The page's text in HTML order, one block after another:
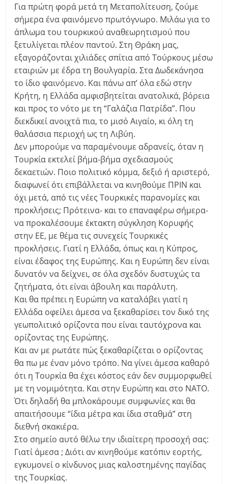
Για πρώτη φορά μετά τη Μεταπολίτευση, ζούμε
σήμερα ένα φαινόμενο πρωτόγνωρο. Μιλάω για το
άπλωμα του τουρκικού αναθεωρητισμού που
ξετυλίγεται πλέον παντού. Στη Θράκη μας,
εξαγοράζονται χιλιάδες σπίτια από Τούρκους μέσω
εταιριών με έδρα τη Βουλγαρία. Στα Δωδεκάνησα
το ίδιο φαινόμενο. Και πάνω απ’ όλα εδώ στην
Κρήτη, η Ελλάδα αμφισβητείται ανατολικά, βόρεια
και προς το νότο με τη “Γαλάζια Πατρίδα”. Που
διεκδικεί ανοιχτά πια, το μισό Αιγαίο, κι όλη τη
θαλάσσια περιοχή ως τη Λιβύη.
Δεν μπορούμε να παραμένουμε αδρανείς, όταν η
Τουρκία εκτελεί βήμα-βήμα σχεδιασμούς
δεκαετιών. Ποιο πολιτικό κόμμα, δεξιό ή αριστερό,
διαφωνεί ότι επιβάλλεται να κινηθούμε ΠΡΙΝ και
όχι μετά, από τις νέες Τουρκικές παρανομίες και
προκλήσεις; Πρότεινα- και το επαναφέρω σήμερα-
να προκαλέσουμε έκτακτη σύγκληση Κορυφής
στην ΕΕ, με θέμα τις συνεχείς Τουρκικές
προκλήσεις. Γιατί η Ελλάδα, όπως και η Κύπρος,
είναι έδαφος της Ευρώπης. Και η Ευρώπη δεν είναι
δυνατόν να δείχνει, σε όλα σχεδόν δυστυχώς τα
ζητήματα, ότι είναι άβουλη και παράλυτη.
Και θα πρέπει η Ευρώπη να καταλάβει γιατί η
Ελλάδα οφείλει άμεσα να ξεκαθαρίσει τον δικό της
γεωπολιτικό ορίζοντα που είναι ταυτόχρονα και
ορίζοντας της Ευρώπης.
Και αν με ρωτάτε πώς ξεκαθαρίζεται ο ορίζοντας
θα πω με έναν μόνο τρόπο. Να γίνει άμεσα καθαρό
ότι η Τουρκία θα έχει κόστος εάν δεν συμμορφωθεί
με τη νομιμότητα. Και στην Ευρώπη και στο ΝΑΤΟ.
Ότι δηλαδή θα μπλοκάρουμε συμφωνίες και θα
απαιτήσουμε “ίδια μέτρα και ίδια σταθμά” στη
διεθνή σκακιέρα.
Στο σημείο αυτό θέλω την ιδιαίτερη προσοχή σας:
Γιατί άμεσα ; Διότι αν κινηθούμε κατόπιν εορτής,
εγκυμονεί ο κίνδυνος μιας καλοστημένης παγίδας
της Τουρκίας.